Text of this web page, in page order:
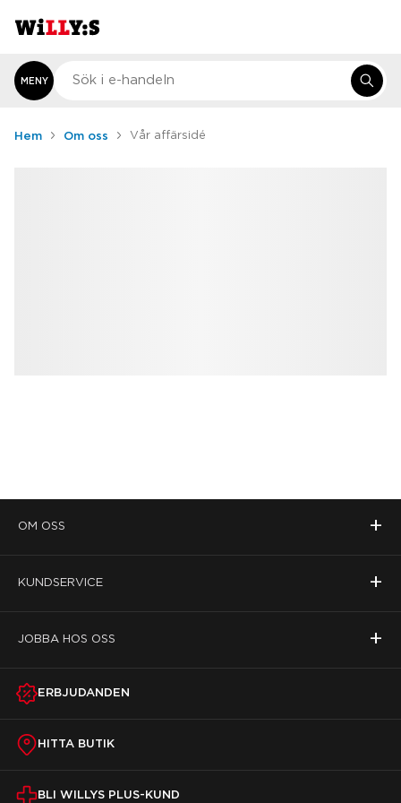
MENY
Hem Om oss Vår affärsidé
OM OSS +
KUNDSERVICE +
JOBBA HOS OSS +
ERBJUDANDEN
HITTA BUTIK
BLI WILLYS PLUS-KUND